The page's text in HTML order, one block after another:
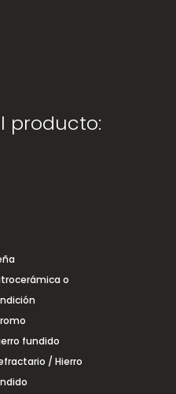
producto:
o
fundido
/ Hierro